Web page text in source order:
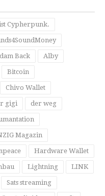
Cypherpunk.
Back Alby
Bitcoin
Chivo Wallet
gigi der weg
Magazin
Hardware Wallet
Lightning LINK
Sats streaming